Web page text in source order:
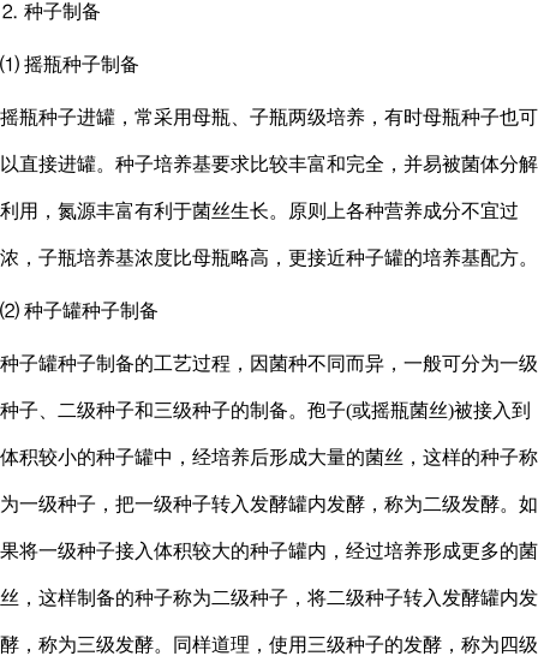
⒉ 种子制备
⑴ 摇瓶种子制备
摇瓶种子进罐，常采用母瓶、子瓶两级培养，有时母瓶种子也可
以直接进罐。种子培养基要求比较丰富和完全，并易被菌体分解
利用，氮源丰富有利于菌丝生长。原则上各种营养成分不宜过
浓，子瓶培养基浓度比母瓶略高，更接近种子罐的培养基配方。
⑵ 种子罐种子制备
种子罐种子制备的工艺过程，因菌种不同而异，一般可分为一级
种子、二级种子和三级种子的制备。孢子(或摇瓶菌丝)被接入到
体积较小的种子罐中，经培养后形成大量的菌丝，这样的种子称
为一级种子，把一级种子转入发酵罐内发酵，称为二级发酵。如
果将一级种子接入体积较大的种子罐内，经过培养形成更多的菌
丝，这样制备的种子称为二级种子，将二级种子转入发酵罐内发
酵，称为三级发酵。同样道理，使用三级种子的发酵，称为四级